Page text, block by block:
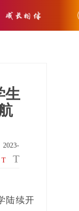
生
2023-
T T
陆续开